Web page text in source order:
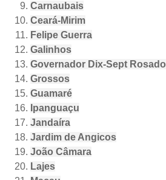
Carnaubais
Ceará-Mirim
Felipe Guerra
Galinhos
Governador Dix-Sept Rosado
Grossos
Guamaré
Ipanguaçu
Jandaíra
Jardim de Angicos
João Câmara
Lajes